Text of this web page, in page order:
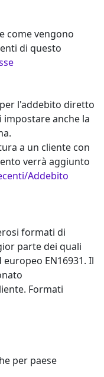
come vengono
di questo
l'addebito diretto
impostare anche la
a un cliente con
verrà aggiunto
Addebito
formati di
parte dei quali
EN16931. Il
Formati
per paese